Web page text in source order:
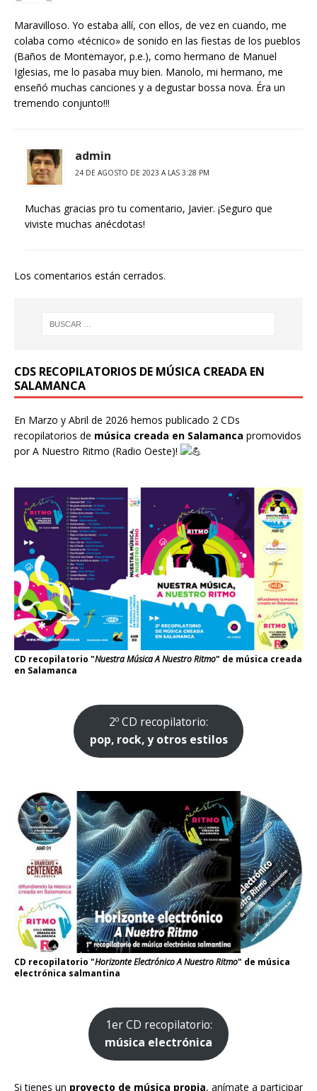
Maravilloso. Yo estaba allí, con ellos, de vez en cuando, me
colaba como «técnico» de sonido en las fiestas de los pueblos
(Baños de Montemayor, p.e.), como hermano de Manuel
Iglesias, me lo pasaba muy bien. Manolo, mi hermano, me
enseñó muchas canciones y a degustar bossa nova. Éra un
tremendo conjunto!!!
admin
24 DE AGOSTO DE 2023 A LAS 3:28 PM
Muchas gracias pro tu comentario, Javier. ¡Seguro que
viviste muchas anécdotas!
Los comentarios están cerrados.
CDS RECOPILATORIOS DE MÚSICA CREADA EN
SALAMANCA
En Marzo y Abril de 2026 hemos publicado 2 CDs
recopilatorios de música creada en Salamanca promovidos
porA Nuestro Ritmo (Radio Oeste)!
CD recopilatorio "Nuestra Música A Nuestro Ritmo" de música creada
en Salamanca
2º CD recopilatorio:
pop, rock, y otros estilos
CD recopilatorio "Horizonte Electrónico A Nuestro Ritmo" de música
electrónica salmantina
1er CD recopilatorio:
música electrónica
Si tienes un proyecto de música propia, anímate a participar